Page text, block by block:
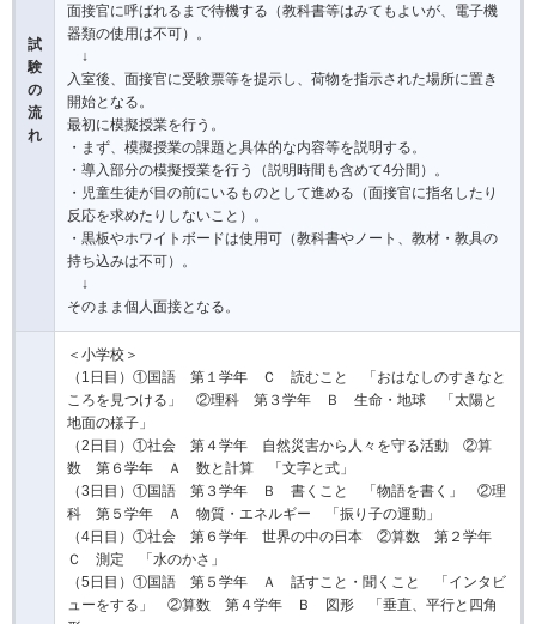
試
験
の
流
れ
面接官に呼ばれるまで待機する（教科書等はみてもよいが、電子機
器類の使用は不可）。
↓
入室後、面接官に受験票等を提示し、荷物を指示された場所に置き
開始となる。
最初に模擬授業を行う。
・まず、模擬授業の課題と具体的な内容等を説明する。
・導入部分の模擬授業を行う（説明時間も含めて4分間）。
・児童生徒が目の前にいるものとして進める（面接官に指名したり
反応を求めたりしないこと）。
・黒板やホワイトボードは使用可（教科書やノート、教材・教具の
持ち込みは不可）。
↓
そのまま個人面接となる。
＜小学校＞
（1日目）①国語 第１学年 Ｃ 読むこと 「おはなしのすきなと
ころを見つける」 ②理科 第３学年 Ｂ 生命・地球 「太陽と
地面の様子」
（2日目）①社会 第４学年 自然災害から人々を守る活動 ②算
数 第６学年 Ａ 数と計算 「文字と式」
（3日目）①国語 第３学年 Ｂ 書くこと 「物語を書く」 ②理
科 第５学年 Ａ 物質・エネルギー 「振り子の運動」
（4日目）①社会 第６学年 世界の中の日本 ②算数 第２学年
Ｃ 測定 「水のかさ」
（5日目）①国語 第５学年 Ａ 話すこと・聞くこと 「インタビ
ューをする」 ②算数 第４学年 Ｂ 図形 「垂直、平行と四角